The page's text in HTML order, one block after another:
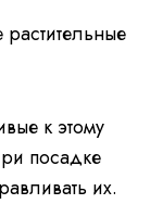
к этому
посадке
их.